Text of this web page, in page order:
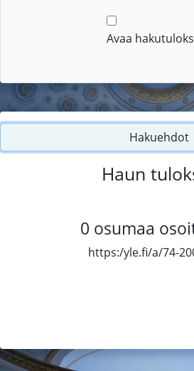
Avaa
Hakuehdot
Haun
0 osumaa
https:/yle.fi/a/74-